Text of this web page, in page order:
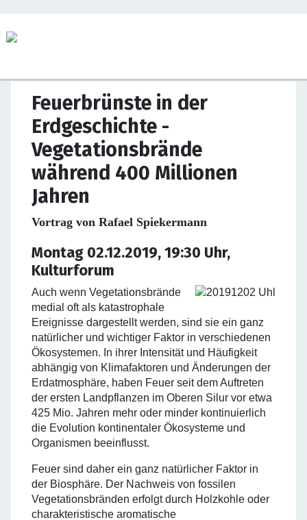
Feuerbrünste in der
Erdgeschichte -
Vegetationsbrände
während 400 Millionen
Jahren
Vortrag von Rafael Spiekermann
Montag 02.12.2019, 19:30 Uhr,
Kulturforum
Auch wenn Vegetationsbrände
medial oft als katastrophale
Ereignisse dargestellt werden, sind sie ein ganz
natürlicher und wichtiger Faktor in verschiedenen
Ökosystemen. In ihrer Intensität und Häufigkeit
abhängig von Klimafaktoren und Änderungen der
Erdatmosphäre, haben Feuer seit dem Auftreten
der ersten Landpflanzen im Oberen Silur vor etwa
425 Mio. Jahren mehr oder minder kontinuierlich
die Evolution kontinentaler Ökosysteme und
Organismen beeinflusst.
Feuer sind daher ein ganz natürlicher Faktor in
der Biosphäre. Der Nachweis von fossilen
Vegetationsbränden erfolgt durch Holzkohle oder
charakteristische aromatische